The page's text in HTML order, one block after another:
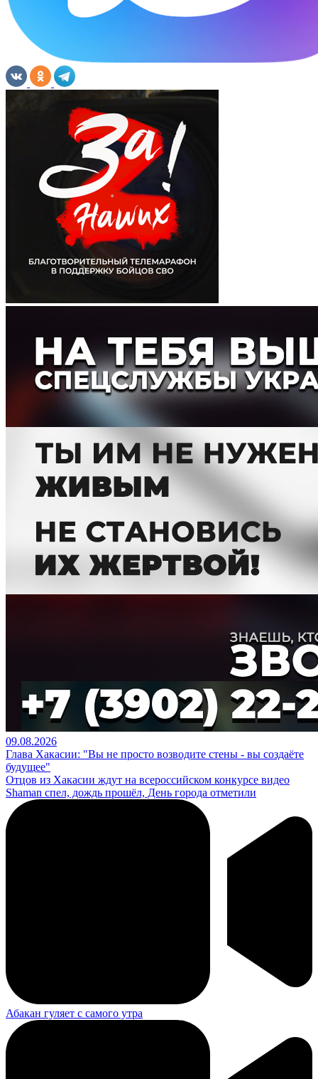
09.08.2026
Глава Хакасии: "Вы не просто возводите стены - вы создаёте
будущее"
Отцов из Хакасии ждут на всероссийском конкурсе видео
Shaman спел, дождь прошёл, День города отметили
Абакан гуляет с самого утра